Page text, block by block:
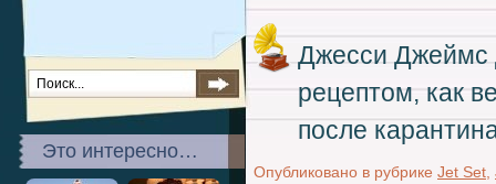
Это интересно…
Джесси Джеймс
рецептом, как
после
Опубликовано в рубрике Jet Set